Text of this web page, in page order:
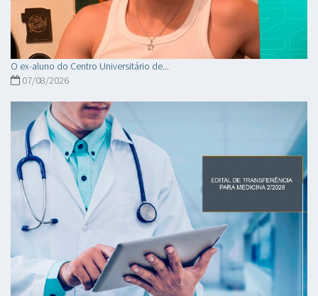
O ex-aluno do Centro Universitário de...
07/08/2026